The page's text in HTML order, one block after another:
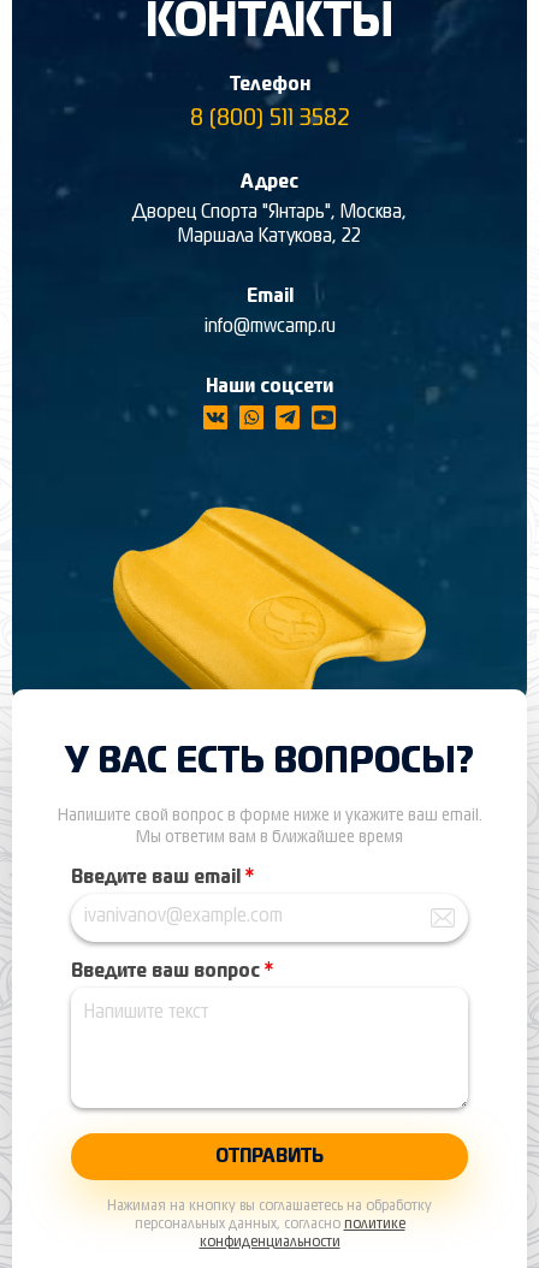
КОНТАКТЫ
Телефон
8 (800) 511 3582
Адрес
Дворец Спорта "Янтарь", Москва,
Маршала Катукова, 22
Email
info@mwcamp.ru
Наши соцсети
У ВАС ЕСТЬ ВОПРОСЫ?
Напишите свой вопрос в форме ниже и укажите ваш email.
Мы ответим вам в ближайшее время
Введите ваш email *
Введите ваш вопрос *
Нажимая на кнопку вы соглашаетесь на обработку
персональных данных, согласно политике
конфиденциальности